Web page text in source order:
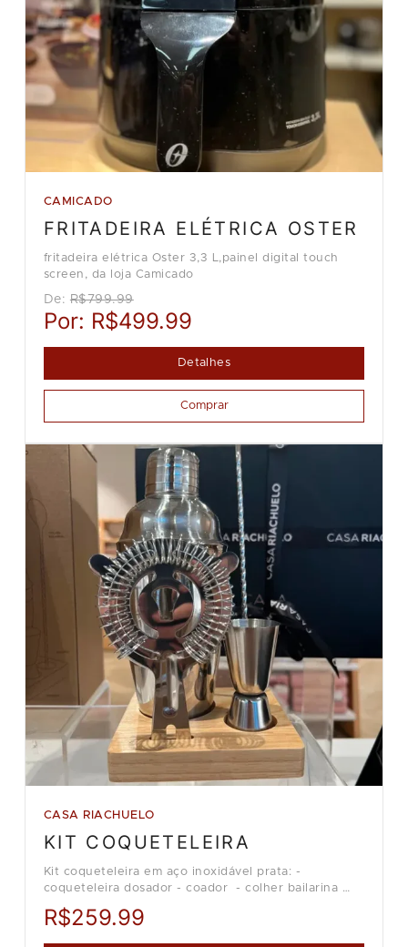
CAMICADO
FRITADEIRA ELÉTRICA OSTER
fritadeira elétrica Oster 3,3 L,painel digital touch
screen, da loja Camicado
De: R$799.99
Por: R$499.99
Detalhes
Comprar
CASA RIACHUELO
KIT COQUETELEIRA
Kit coqueteleira em aço inoxidável prata: -
coqueteleira dosador - coador - colher bailarina
Loja Casa Riachuelo.
R$259.99